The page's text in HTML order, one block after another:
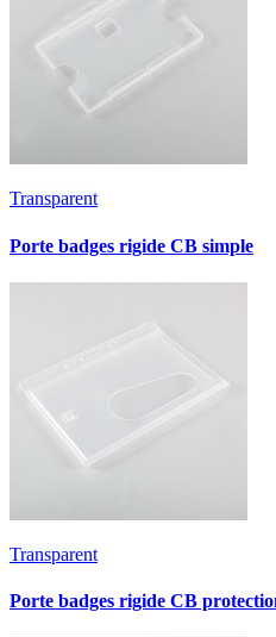
Transparent
Porte badges rigide CB simple
Transparent
Porte badges rigide CB